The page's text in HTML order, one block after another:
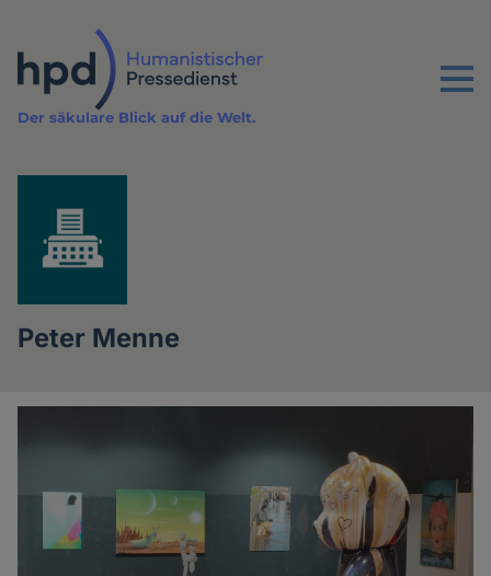
Inhalt
Menu
Der säkulare Blick auf die Welt.
Peter Menne
Artikel
Autoren